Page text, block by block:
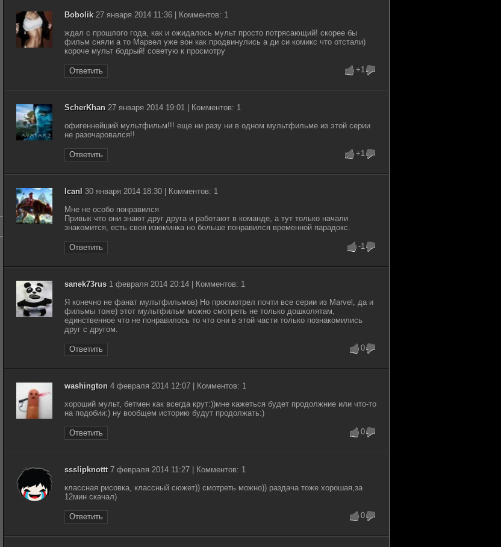
Bobolik27 января 2014 11:36 | Комментов: 1
ждал с прошлого года, как и ожидалось мульт просто потрясающий! скорее бы
фильм сняли а то Марвел уже вон как продвинулись а ди си комикс что отстали)
короче мульт бодрый! советую к просмотру
Ответить +1
ScherKhan 27 января 2014 19:01 | Комментов: 1
офигеннейший мультфильм!!! еще ни разу ни в одном мультфильме из этой серии
не разочаровался!!
Ответить +1
lcanl 30 января 2014 18:30 | Комментов: 1
Мне не особо понравился
Привык что они знают друг друга и работают в команде, а тут только начали
знакомится, есть своя изюминка но больше понравился временной парадокс.
Ответить -1
sanek73rus1 февраля 2014 20:14 | Комментов: 1
Я конечно не фанат мультфильмов) Но просмотрел почти все серии из Marvel, да и
фильмы тоже) этот мультфильм можно смотреть не только дошколятам,
единственное что не понравилось то что они в этой части только познакомились
друг с другом.
Ответить 0
washington 4 февраля 2014 12:07 | Комментов: 1
хороший мульт, бетмен как всегда крут:))мне кажеться будет продолжние или что-то
на подобии:) ну вообщем историю будут продолжать:)
Ответить 0
ssslipknottt7 февраля 2014 11:27 | Комментов: 1
классная рисовка, классный сюжет)) смотреть можно)) раздача тоже хорошая,за
12мин скачал)
Ответить 0